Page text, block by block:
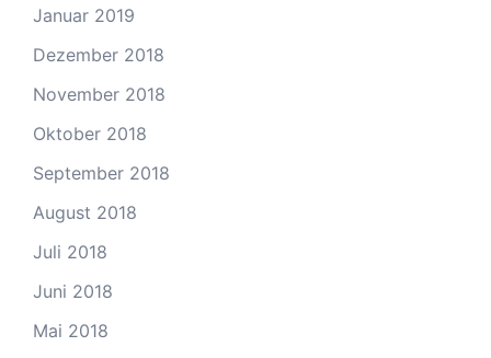
Januar 2019
Dezember 2018
November 2018
Oktober 2018
September 2018
August 2018
Juli 2018
Juni 2018
Mai 2018